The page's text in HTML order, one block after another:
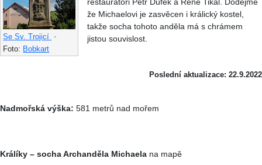
Se Sv. Trojicí •
Foto: Bobkart
restaurátoři Petr Dufek a René Tikal. Dodejme
že Michaelovi je zasvěcen i králický kostel,
takže socha tohoto anděla má s chrámem
jistou souvislost.
Poslední aktualizace: 22.9.2022
Nadmořská výška: 581 metrů nad mořem
Králíky – socha Archanděla Michaela na mapě